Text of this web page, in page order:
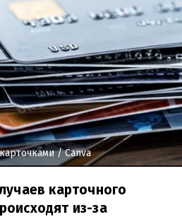
/ Canva
карточного
из-за